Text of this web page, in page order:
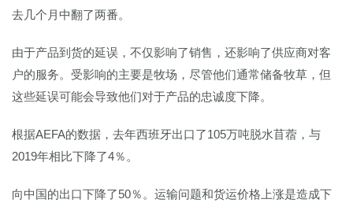
去几个月中翻了两番。
由于产品到货的延误，不仅影响了销售，还影响了供应商对客
户的服务。受影响的主要是牧场，尽管他们通常储备牧草，但
这些延误可能会导致他们对于产品的忠诚度下降。
根据AEFA的数据，去年西班牙出口了105万吨脱水苜蓿，与
2019年相比下降了4％。
向中国的出口下降了50％。运输问题和货运价格上涨是造成下